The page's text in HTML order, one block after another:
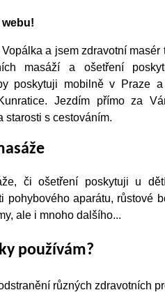
webu!
a jsem zdravotní masér
masáží a ošetření
poskytuji mobilně v Praze
Jezdím přímo za
starosti s cestováním.
či ošetření poskytuji u
pohybového aparátu, růstové
ale i mnoho dalšího...
používám?
různých zdravotních